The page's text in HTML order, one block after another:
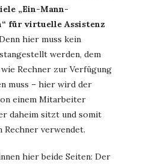
„Ein-Mann-
für virtuelle Assistenz
hier muss kein
werden, dem
Rechner zur Verfügung
muss – hier wird der
einem Mitarbeiter
daheim sitzt und somit
Rechner verwendet.
hier beide Seiten: Der